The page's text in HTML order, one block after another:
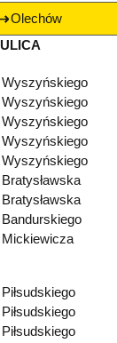
Olechów
ULICA
Wyszyńskiego
Wyszyńskiego
Wyszyńskiego
Wyszyńskiego
Wyszyńskiego
Bratysławska
Bratysławska
Bandurskiego
Mickiewicza
Piłsudskiego
Piłsudskiego
Piłsudskiego